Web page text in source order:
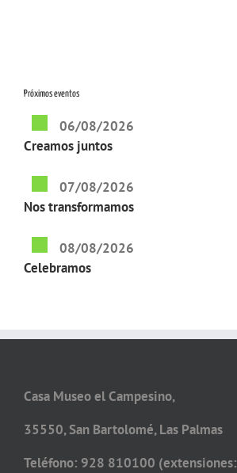
Próximos eventos
06/08/2026
Creamos juntos
07/08/2026
Nos transformamos
08/08/2026
Celebramos
Casa Museo el Campesino,
35550, San Bartolomé, Las Palmas
Teléfono: 928 810100 (extensiones: